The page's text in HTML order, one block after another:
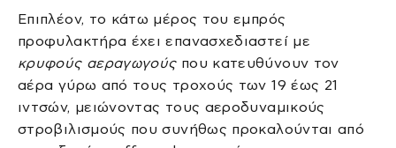
Επιπλέον, το κάτω μέρος του εμπρός
προφυλακτήρα έχει επανασχεδιαστεί με
κρυφούς αεραγωγούςπου κατευθύνουν τον
αέρα γύρω από τους τροχούς των 19 έως 21
ιντσών, μειώνοντας τους αεροδυναμικούς
στροβιλισμούς που συνήθως προκαλούνται από